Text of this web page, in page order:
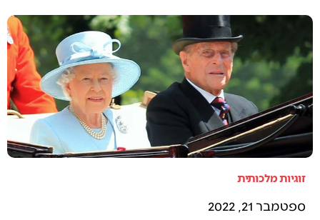
זוגיות מלכותית
ספטמבר 21, 2022